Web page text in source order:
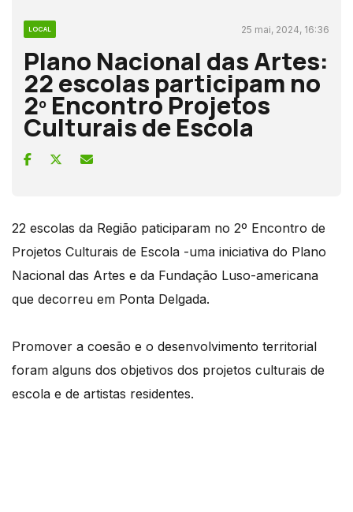
LOCAL 25 mai, 2024, 16:36
Plano Nacional das Artes:
22 escolas participam no
2º Encontro Projetos
Culturais de Escola
22 escolas da Região paticiparam no 2º Encontro de
Projetos Culturais de Escola -uma iniciativa do Plano
Nacional das Artes e da Fundação Luso-americana
que decorreu em Ponta Delgada.
Promover a coesão e o desenvolvimento territorial
foram alguns dos objetivos dos projetos culturais de
escola e de artistas residentes.